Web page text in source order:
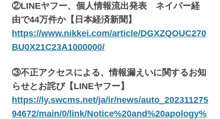
②LINEヤフー、個人情報流出発表 ネイバー経
由で44万件か【日本経済新聞】
https://www.nikkei.com/article/DGXZQOUC270
BU0X21C23A1000000/
③不正アクセスによる、情報漏えいに関するお知
らせとお詫び【LINEヤフー】
https://ly.swcms.net/ja/ir/news/auto_202311275
94672/main/0/link/Notice%20and%20apology%